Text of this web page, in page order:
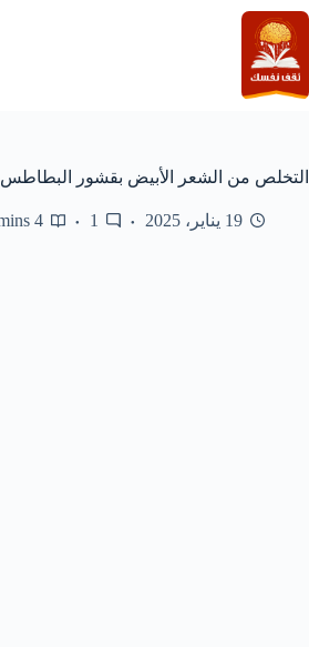
التجاوز
إلى
المحتوى
التخلص من الشعر الأبيض بقشور البطاطس
19 يناير، 2025 1
4 mins